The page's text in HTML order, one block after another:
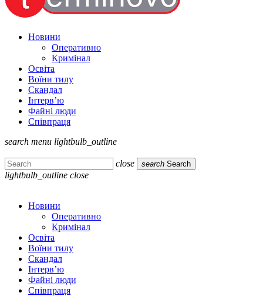
Новини
Оперативно
Кримінал
Освіта
Воїни тилу
Скандал
Інтерв’ю
Файні люди
Співпраця
search menu lightbulb_outline
close search Search
lightbulb_outline close
Новини
Оперативно
Кримінал
Освіта
Воїни тилу
Скандал
Інтерв’ю
Файні люди
Співпраця